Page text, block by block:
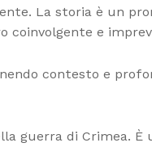
La storia è un
coinvolgente e
contesto e
guerra di Crimea. È